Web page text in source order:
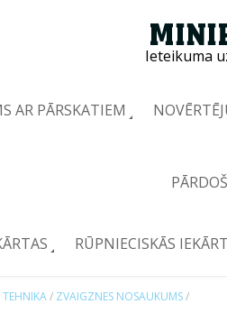
Ieteikuma
AR PĀRSKATIEM
RŪPNIECISKĀS
TEHNIKA/ ZVAIGZNES NOSAUKUMS/